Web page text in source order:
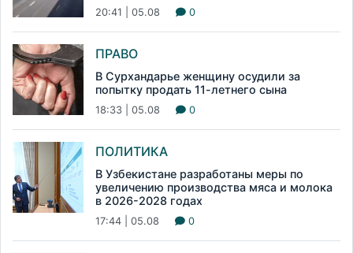
20:41 | 05.08 0
ПРАВО
В Сурхандарье женщину осудили за
попытку продать 11-летнего сына
18:33 | 05.08 0
ПОЛИТИКА
В Узбекистане разработаны меры по
увеличению производства мяса и молока
в 2026-2028 годах
17:44 | 05.08 0